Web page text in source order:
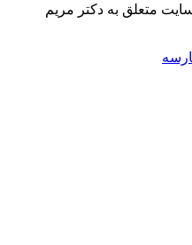
متعلق به دکتر مریم